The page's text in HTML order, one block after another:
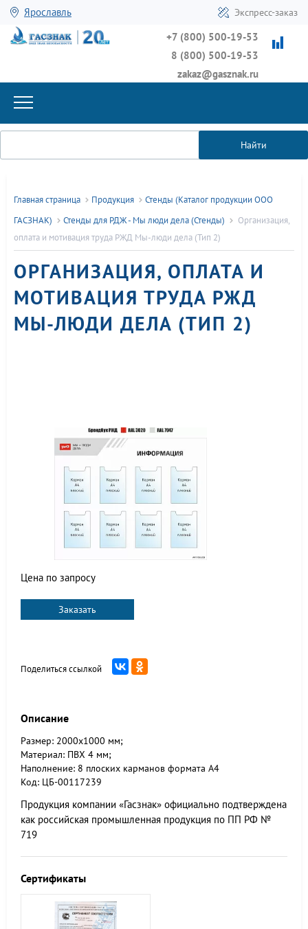
Ярославль Экспресс-заказ
+7 (800) 500-19-53
8 (800) 500-19-53
zakaz@gasznak.ru
Найти
Главная страница Продукция
Стенды (Каталог продукции ООО
ГАСЗНАК)
Стенды для РДЖ - Мы люди дела (Стенды)
Организация,
оплата и мотивация труда РЖД Мы-люди дела (Тип 2)
ОРГАНИЗАЦИЯ, ОПЛАТА И
МОТИВАЦИЯ ТРУДА РЖД
МЫ-ЛЮДИ ДЕЛА (ТИП 2)
Цена по запросу
Заказать
Поделиться ссылкой
Описание
Размер: 2000х1000 мм;
Материал: ПВХ 4 мм;
Наполнение: 8 плоских карманов формата А4
Код: ЦБ-00117239
Продукция компании «Гасзнак» официально подтверждена
как российская промышленная продукция по ПП РФ №
719
Сертификаты